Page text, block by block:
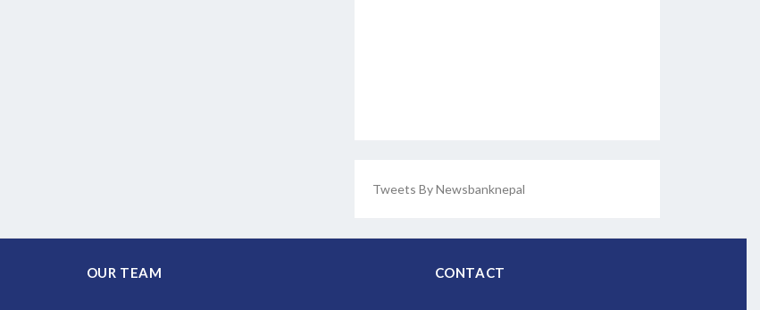
Tweets By Newsbanknepal
OUR TEAM CONTACT